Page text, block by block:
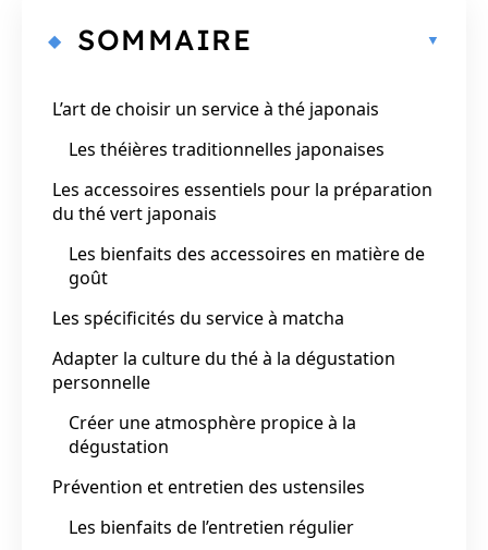
SOMMAIRE
L’art de choisir un service à thé japonais
Les théières traditionnelles japonaises
Les accessoires essentiels pour la préparation
du thé vert japonais
Les bienfaits des accessoires en matière de
goût
Les spécificités du service à matcha
Adapter la culture du thé à la dégustation
personnelle
Créer une atmosphère propice à la
dégustation
Prévention et entretien des ustensiles
Les bienfaits de l’entretien régulier